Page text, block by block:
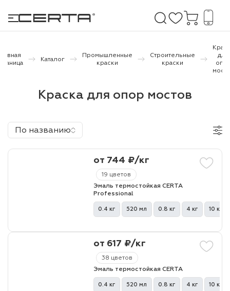
и дачи
бетону,
Каталог
Промышленные
краски
Строительные
краски
для
Краска для опор мостов
По названию
19 цветов
от 744 ₽/кг
Эмаль термостойкая CERTA
Professional
0.4 кг 520 мл 0.8 кг 4 кг 10 кг
38 цветов
от 617 ₽/кг
Эмаль термостойкая CERTA
0.4 кг 520 мл 0.8 кг 4 кг 10 кг